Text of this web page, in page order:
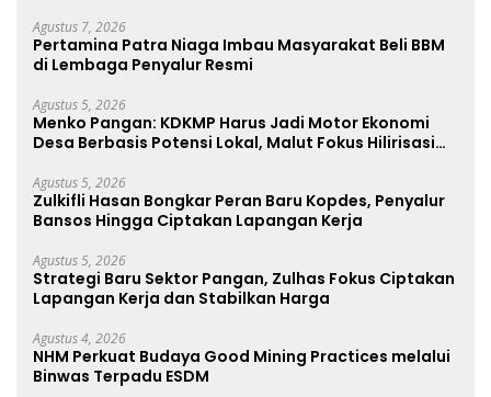
Agustus 7, 2026
Pertamina Patra Niaga Imbau Masyarakat Beli BBM
di Lembaga Penyalur Resmi
Agustus 5, 2026
Menko Pangan: KDKMP Harus Jadi Motor Ekonomi
Desa Berbasis Potensi Lokal, Malut Fokus Hilirisasi
Agustus 5, 2026
Zulkifli Hasan Bongkar Peran Baru Kopdes, Penyalur
Bansos Hingga Ciptakan Lapangan Kerja
Agustus 5, 2026
Strategi Baru Sektor Pangan, Zulhas Fokus Ciptakan
Lapangan Kerja dan Stabilkan Harga
Agustus 4, 2026
NHM Perkuat Budaya Good Mining Practices melalui
Binwas Terpadu ESDM